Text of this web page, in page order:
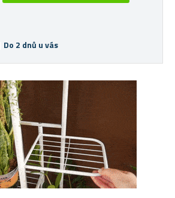
Do 2 dnů u vás